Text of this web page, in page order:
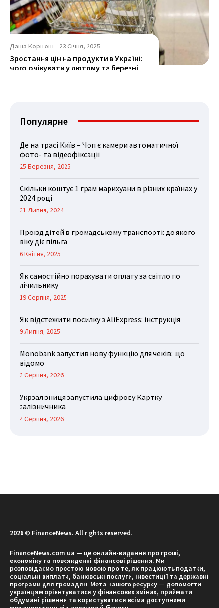
Даша Корнюш -23 Січня, 2025
Зростання цін на продукти в Україні:
чого очікувати у лютому та березні
Популярне
Де на трасі Київ – Чоп є камери автоматичної
фото- та відеофіксації
25 Березня, 2025
Скільки коштує 1 грам марихуани в різних країнах у
2024 році
31 Липня, 2024
Проїзд дітей в громадському транспорті: до якого
віку діє пільга
6 Квітня, 2025
Як самостійно порахувати оплату за світло по
лічильнику
19 Серпня, 2025
Як відстежити посилку з AliExpress: інструкція
9 Липня, 2025
Monobank запустив нову функцію для чеків: що
відомо
3 Серпня, 2026
Укрзалізниця запустила цифрову Картку
залізничника
4 Серпня, 2026
2026 © FinanceNews. All rights reserved.
FinanceNews.com.ua — це онлайн-видання про гроші,
економіку та повсякденні фінансові рішення. Ми
розповідаємо простою мовою про те, як працюють податки,
соціальні виплати, банківські послуги, інвестиції та державні
програми для громадян. Мета нашого ресурсу — допомогти
українцям орієнтуватися у фінансових змінах, приймати
обдумані рішення та користуватися всіма доступними